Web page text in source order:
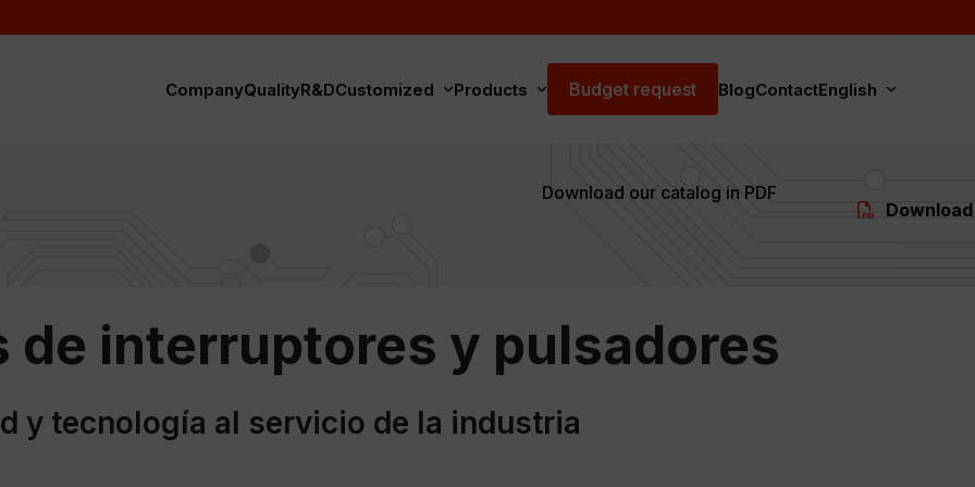
CompanyQualityR&DCustomized Products Budget request BlogContactEnglish
Download our catalog in PDF
Download
de interruptores y pulsadores
y tecnología al servicio de la industria